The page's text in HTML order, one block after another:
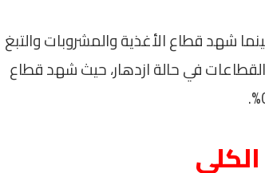
العقارات، فقد حقق نموًا قدره 1.9%. بينما شهد قطاع الأغذية والمشروبات والتبغ
تكن جميع القطاعات في حالة ازدهار، حيث شهد قطاع